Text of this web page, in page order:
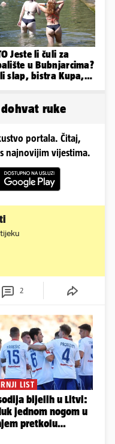
Jeste li čuli za
u Bubnjarcima?
slap, bistra Kupa,
ruke
portala. Čitaj,
najnovijim vijestima.
2